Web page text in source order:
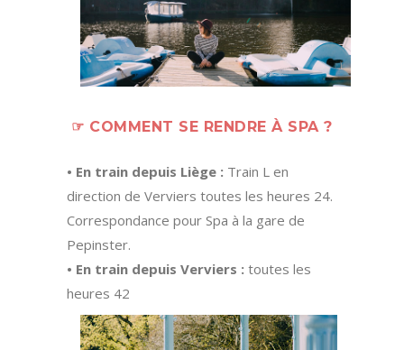
☞ COMMENT SE RENDRE À SPA ?
• En train depuis Liège : Train L en
direction de Verviers toutes les heures 24.
Correspondance pour Spa à la gare de
Pepinster.
• En train depuis Verviers : toutes les
heures 42